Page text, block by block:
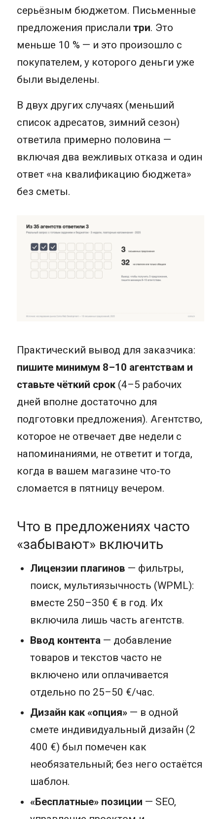
серьёзным бюджетом. Письменные
предложения прислали три. Это
меньше 10 % — и это произошло с
покупателем, у которого деньги уже
были выделены.
В двух других случаях (меньший
список адресатов, зимний сезон)
ответила примерно половина —
включая два вежливых отказа и один
ответ «на квалификацию бюджета»
без сметы.
Практический вывод для заказчика:
пишите минимум 8–10 агентствам и
ставьте чёткий срок(4–5 рабочих
дней вполне достаточно для
подготовки предложения). Агентство,
которое не отвечает две недели с
напоминаниями, не ответит и тогда,
когда в вашем магазине что-то
сломается в пятницу вечером.
Что в предложениях часто
«забывают» включить
Лицензии плагинов — фильтры,
поиск, мультиязычность (WPML):
вместе 250–350 € в год. Их
включила лишь часть агентств.
Ввод контента — добавление
товаров и текстов часто не
включено или оплачивается
отдельно по 25–50 €/час.
Дизайн как «опция» — в одной
смете индивидуальный дизайн (2
400 €) был помечен как
необязательный; без него остаётся
шаблон.
«Бесплатные» позиции — SEO,